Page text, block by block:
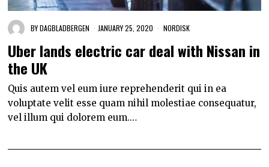
BYDAGBLADBERGEN JANUARY 25, 2020 NORDISK
Uber lands electric car deal with Nissan in
the UK
Quis autem vel eum iure reprehenderit qui in ea
voluptate velit esse quam nihil molestiae consequatur,
vel illum qui dolorem eum.…